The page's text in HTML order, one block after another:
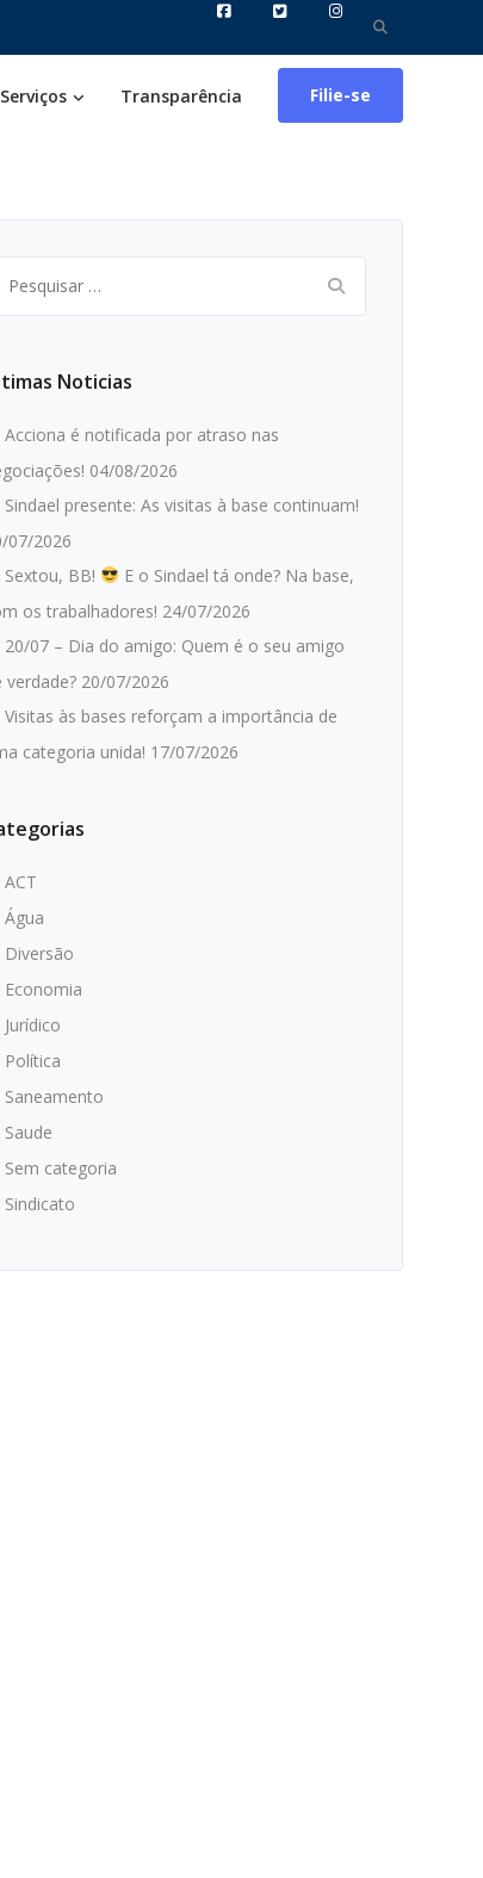
Pesquisar
por:
Serviços Transparência Filie-se
Noticias
Acciona é notificada por atraso nas
04/08/2026
Sindael presente: As visitas à base continuam!
07/2026
Sextou, BB!
E o Sindael tá onde? Na base,
os trabalhadores! 24/07/2026
20/07 – Dia do amigo: Quem é o seu amigo
verdade? 20/07/2026
Visitas às bases reforçam a importância de
categoria unida! 17/07/2026
ACT
Água
Diversão
Economia
Jurídico
Política
Saneamento
Saude
Sem categoria
Sindicato